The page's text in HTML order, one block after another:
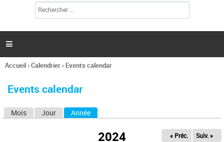
l
c
h
e

Vous
ici
Accueil›Calendrier› Events calendar
Events calendar
Mois Jour Année
2024 « Préc. Suiv. »